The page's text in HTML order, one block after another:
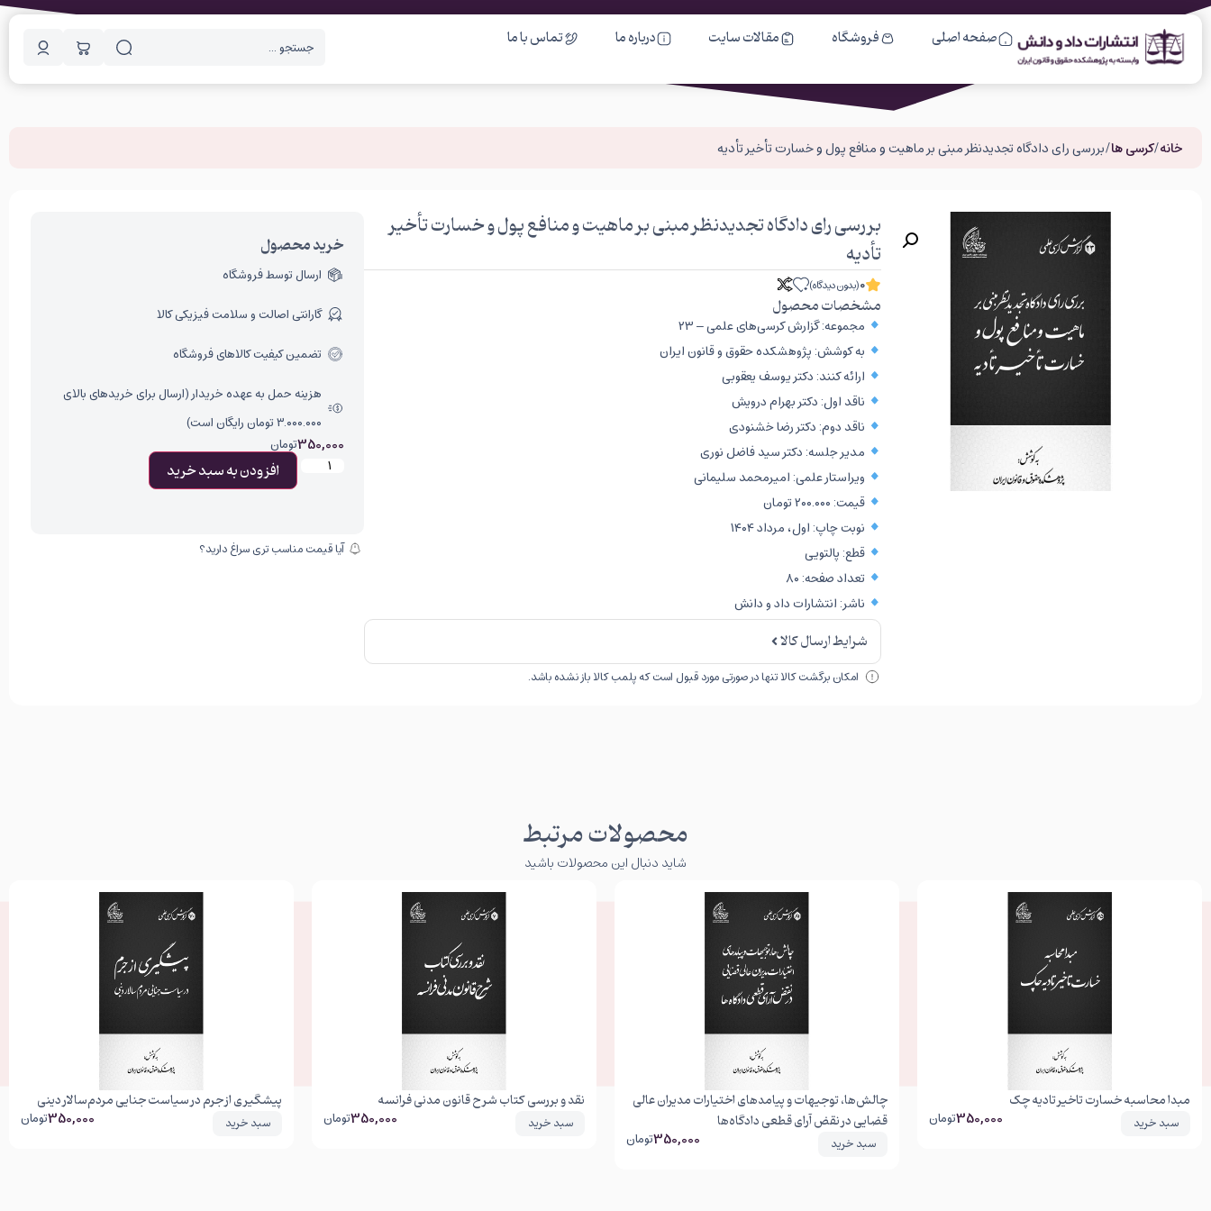
صفحه اصلی فروشگاه مقالات سایت درباره ما تماس با ما
خانه/کرسی ها/ بررسی رای دادگاه تجدیدنظر مبنی بر ماهیت و منافع پول و خسارت تأخیر تأدیه
بررسی رای دادگاه تجدیدنظر مبنی بر ماهیت و منافع پول و خسارت تأخیر
تأدیه
0(بدون دیدگاه)
مشخصات محصول
مجموعه: گزارش کرسی‌های علمی – ۲۳
به کوشش: پژوهشکده حقوق و قانون ایران
ارائه کنند: دکتر یوسف یعقوبی
ناقد اول: دکتر بهرام درویش
ناقد دوم: دکتر رضا خشنودی
مدیر جلسه: دکتر سید فاضل نوری
ویراستار علمی: امیرمحمد سلیمانی
قیمت: ۲۰۰.۰۰۰ تومان
نوبت چاپ: اول، مرداد ۱۴۰۴
قطع: پالتویی
تعداد صفحه: ۸۰
ناشر: انتشارات داد و دانش
شرایط ارسال کالا
امکان برگشت کالا تنها در صورتی مورد قبول است که پلمب کالا باز نشده باشد.
خرید محصول
ارسال توسط فروشگاه
گارانتی اصالت و سلامت فیزیکی کالا
تضمین کیفیت کالاهای فروشگاه
هزینه حمل به عهده خریدار (ارسال برای خریدهای بالای
۳.۰۰۰.۰۰۰ تومان رایگان است)
350,000تومان
افزودن به سبد خرید
آیا قیمت مناسب تری سراغ دارید؟
محصولات مرتبط
شاید دنبال این محصولات باشید
مبدا محاسبه خسارت تاخیر تادیه چک
سبد خرید 350,000تومان
چالش‌ها، توجیهات و پیامدهای اختیارات مدیران عالی
قضایی در نقض آرای قطعی دادگاه‌ها
سبد خرید 350,000تومان
نقد و بررسی کتاب شرح قانون مدنی فرانسه
سبد خرید 350,000تومان
پیشگیری از جرم در سیاست جنایی مردم‌سالار دینی
سبد خرید 350,000تومان